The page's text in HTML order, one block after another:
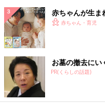
赤ちゃんが生ま
赤ちゃん・育児
お墓の撤去にい
PR(くらしの話題)